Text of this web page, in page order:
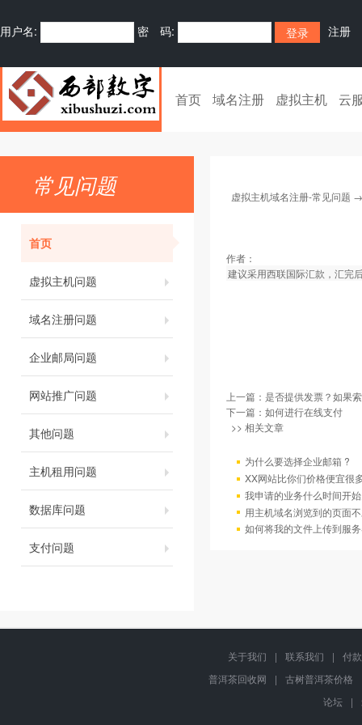
用户名: 密 码: 注册
首页 域名注册 虚拟主机 云
常见问题
首页
虚拟主机问题
域名注册问题
企业邮局问题
网站推广问题
其他问题
主机租用问题
数据库问题
支付问题
虚拟主机域名注册-常见问题
作者：
建议采用西联国际汇款，汇完
上一篇： 是否提供发票？如果
下一篇： 如何进行在线支付
>> 相关文章
为什么要选择企业邮箱 ?
XX网站比你们价格便宜很
我申请的业务什么时间开
用主机域名浏览到的页面
如何将我的文件上传到服
关于我们 | 联系我们 |
付
普洱茶回收网
| 古树普洱茶价格
论坛
|